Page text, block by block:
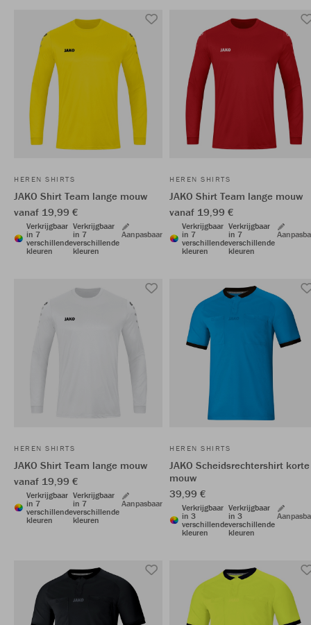
HEREN SHIRTS
JAKO Shirt Team lange mouw
vanaf 19,99 €
Verkrijgbaar
in 7
verschillende
kleuren
Verkrijgbaar
in 7
verschillende
kleuren
Aanpasbaar
HEREN SHIRTS
JAKO Shirt Team lange mouw
vanaf 19,99 €
Verkrijgbaar
in 7
verschillende
kleuren
Verkrijgbaar
in 7
verschillende
kleuren
HEREN SHIRTS
JAKO Shirt Team lange mouw
vanaf 19,99 €
Verkrijgbaar
in 7
verschillende
kleuren
Verkrijgbaar
in 7
verschillende
kleuren
Aanpasbaar
HEREN SHIRTS
JAKO Scheidsrechtershirt korte
mouw
39,99 €
Verkrijgbaar
in 3
verschillende
kleuren
Verkrijgbaar
in 3
verschillende
kleuren